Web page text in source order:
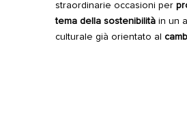
straordinarie occasioni per
tema della sostenibilitàin un
culturale già orientato al